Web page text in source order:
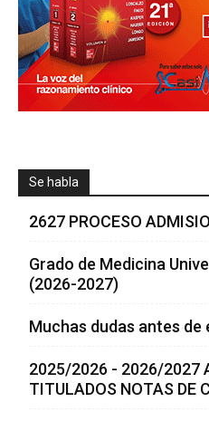
Se habla
2627 PROCESO
Grado de Medicina
(2026-2027)
Muchas dudas antes de
2025/2026 - 2026/2027
TITULADOS NOTAS DE